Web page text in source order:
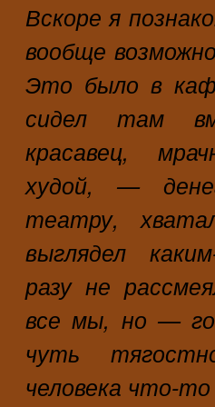
Вскоре я
вообще
Это было в
сидел там
красавец,
худой, —
театру,
выглядел
разу не
все мы, но —
чуть
человека что-то